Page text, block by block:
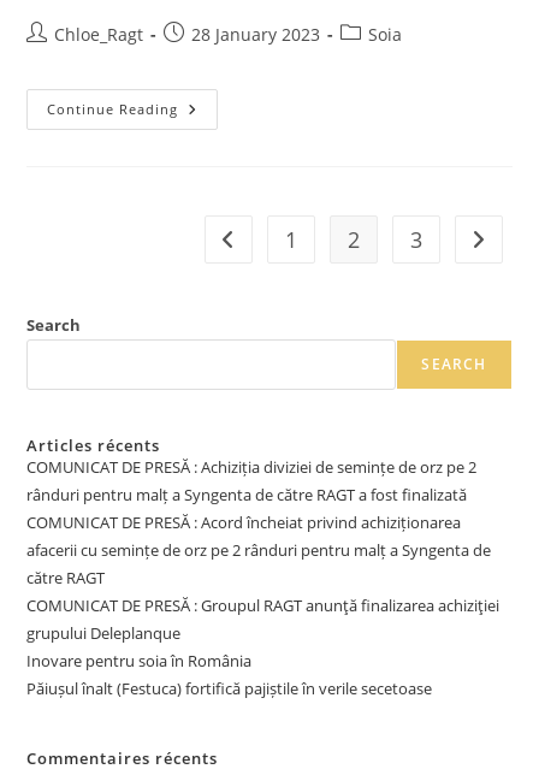
Chloe_Ragt 28 January 2023 Soia
Continue Reading
1 2 3
Search
SEARCH
Articles récents
COMUNICAT DE PRESĂ : Achiziția diviziei de semințe de orz pe 2
rânduri pentru malț a Syngenta de către RAGT a fost finalizată
COMUNICAT DE PRESĂ : Acord încheiat privind achiziționarea
afacerii cu semințe de orz pe 2 rânduri pentru malț a Syngenta de
către RAGT
COMUNICAT DE PRESĂ : Groupul RAGT anunţă finalizarea achiziţiei
grupului Deleplanque
Inovare pentru soia în România
Păiușul înalt (Festuca) fortifică pajiștile în verile secetoase
Commentaires récents